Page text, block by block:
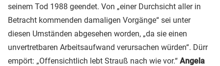
seinem Tod 1988 geendet. Von „einer Durchsicht aller in
Betracht kommenden damaligen Vorgänge“ sei unter
diesen Umständen abgesehen worden, „da sie einen
unvertretbaren Arbeitsaufwand verursachen würden“. Dürr
empört: „Offensichtlich lebt Strauß nach wie vor.“ Angela